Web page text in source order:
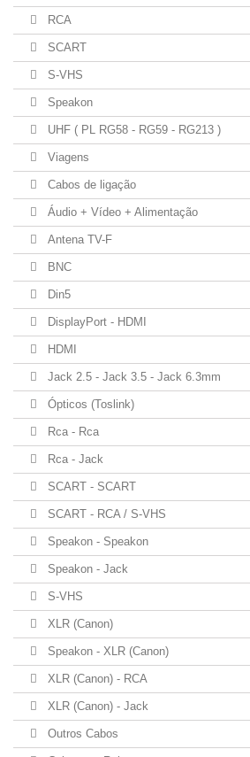
RCA
SCART
S-VHS
Speakon
UHF ( PL RG58 - RG59 - RG213 )
Viagens
Cabos de ligação
Áudio + Vídeo + Alimentação
Antena TV-F
BNC
Din5
DisplayPort - HDMI
HDMI
Jack 2.5 - Jack 3.5 - Jack 6.3mm
Ópticos (Toslink)
Rca - Rca
Rca - Jack
SCART - SCART
SCART - RCA / S-VHS
Speakon - Speakon
Speakon - Jack
S-VHS
XLR (Canon)
Speakon - XLR (Canon)
XLR (Canon) - RCA
XLR (Canon) - Jack
Outros Cabos